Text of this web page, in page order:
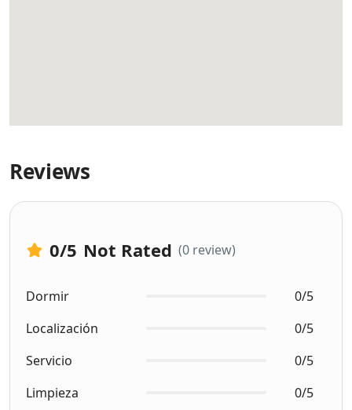
Reviews
0/5 Not Rated (0 review)
Dormir
0/5
Localización
0/5
Servicio
0/5
Limpieza
0/5